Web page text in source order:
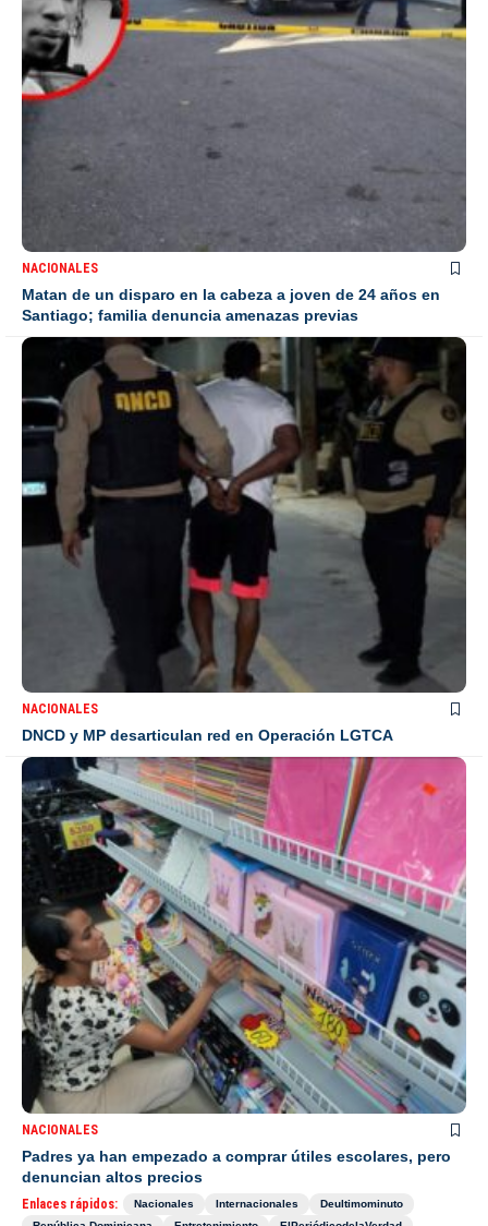
NACIONALES
Matan de un disparo en la cabeza a joven de 24 años en
Santiago; familia denuncia amenazas previas
NACIONALES
DNCD y MP desarticulan red en Operación LGTCA
NACIONALES
Padres ya han empezado a comprar útiles escolares, pero
denuncian altos precios
Enlaces rápidos: Nacionales Internacionales
Deultimominuto